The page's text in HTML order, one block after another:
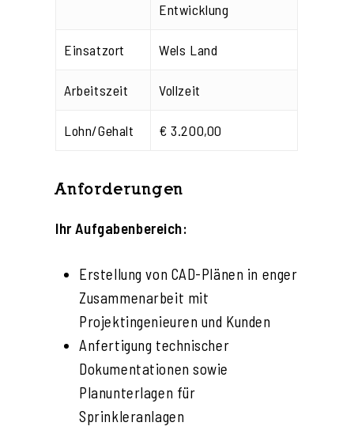
Entwicklung
Einsatzort Wels Land
Arbeitszeit Vollzeit
Lohn/Gehalt € 3.200,00
Anforderungen
Ihr Aufgabenbereich:
Erstellung von CAD-Plänen in enger
Zusammenarbeit mit
Projektingenieuren und Kunden
Anfertigung technischer
Dokumentationen sowie
Planunterlagen für
Sprinkleranlagen